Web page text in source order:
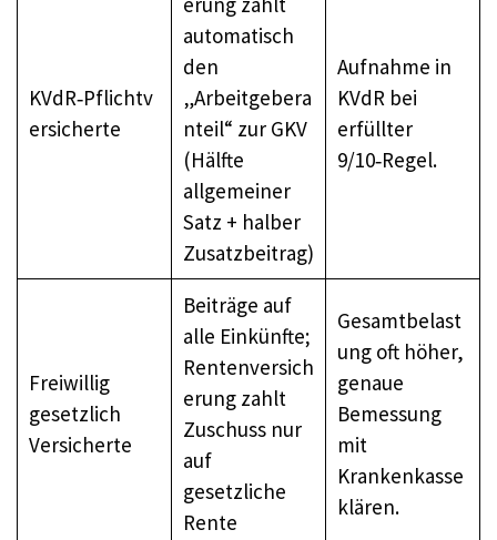
KVdR‑Pflichtv
ersicherte
automatisch
den
„Arbeitgebera
nteil“ zur GKV
(Hälfte
allgemeiner
Satz + halber
Zusatzbeitrag)
Aufnahme in
KVdR bei
erfüllter
9/10‑Regel.
Freiwillig
gesetzlich
Versicherte
Beiträge auf
alle Einkünfte;
Rentenversich
erung zahlt
Zuschuss nur
auf
gesetzliche
Rente
Gesamtbelast
ung oft höher,
genaue
Bemessung
mit
Krankenkasse
klären.